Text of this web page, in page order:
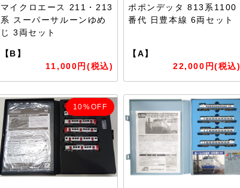
マイクロエース 211・213
系 スーパーサルーンゆめ
じ 3両セット
【B】
11,000円(税込)
ポポンデッタ 813系1100
番代 日豊本線 6両セット
【A】
22,000円(税込)
10%OFF